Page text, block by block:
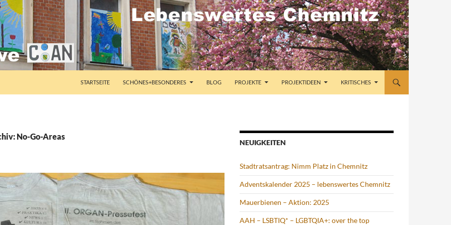
STARTSEITE SCHÖNES+BESONDERES BLOG PROJEKTE PROJEKTIDEEN KRITISCHES
No-Go-Areas
NEUIGKEITEN
Stadtratsantrag: Nimm Platz in Chemnitz
Adventskalender 2025 – lebenswertes Chemnitz
Mauerbienen – Aktion: 2025
AAH – LSBTIQ* – LGBTQIA+: over the top